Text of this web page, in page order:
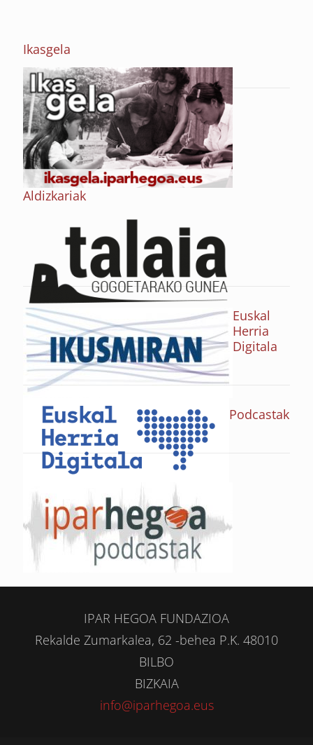
Ikasgela
Aldizkariak
Euskal
Herria
Digitala
Podcastak
IPAR HEGOA FUNDAZIOA
Rekalde Zumarkalea, 62 -behea P.K. 48010
BILBO
BIZKAIA
info@iparhegoa.eus